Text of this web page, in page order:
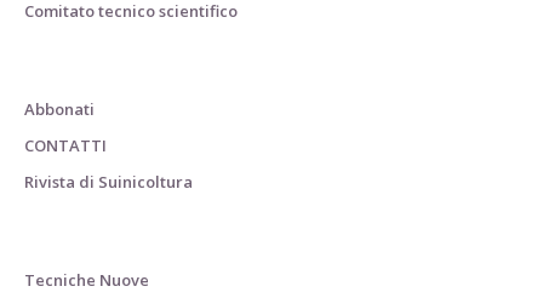
Comitato tecnico scientifico
Abbonati
CONTATTI
Rivista di Suinicoltura
Tecniche Nuove